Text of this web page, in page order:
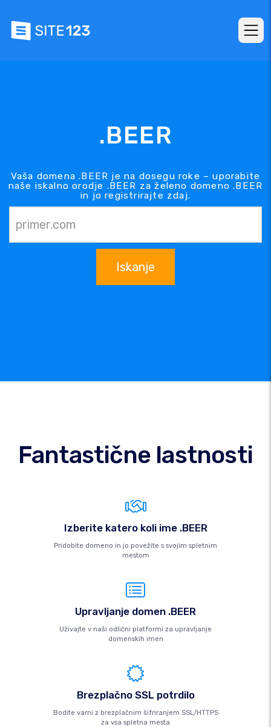
.BEER
Vaša domena .BEER je na dosegu roke – uporabite
naše iskalno orodje .BEER za želeno domeno .BEER
in jo registrirajte zdaj.
Iskanje
Fantastične lastnosti
Izberite katero koli ime .BEER
Pridobite domeno in jo povežite s svojim spletnim
mestom
Upravljanje domen .BEER
Uživajte v naši odlični platformi za upravljanje
domenskih imen
Brezplačno SSL potrdilo
Bodite varni z brezplačnim šifriranjem SSL/HTTPS
za vsa spletna mesta